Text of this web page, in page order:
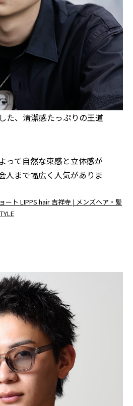
た、清潔感たっぷりの王道
って自然な束感と立体感が
人まで幅広く人気がありま
ート LIPPS hair 吉祥寺 | メンズヘア・髪